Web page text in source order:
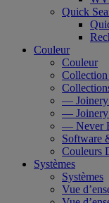
Quick
Couleur
Couleur
Collection
— Joinery
— Joinery
— Never
Software
Couleurs
Systèmes
Systèmes
Vue